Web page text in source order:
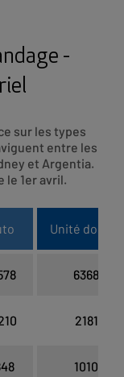
-
sur les types
entre les
et Argentia.
le 1er avril.
Unité double
6368
2181
1010